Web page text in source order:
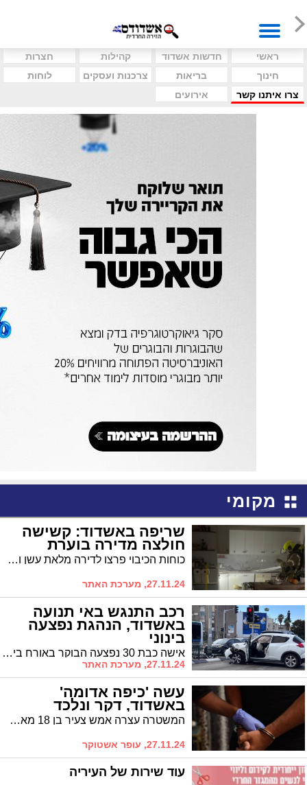
ראשי חדשות אשדוד קהילות
חצרות
חינוך
בריאות צרכנות ועסקים
לוחות
צרו איתנו קשר
אירועים
מקומי
שריפה באשדוד: קשישה
חולצה מדירה בוערת
כוחות הכיבוי פרצו לדירה מלאת עשן ומצאו את הקשישה בחדר. מקור האש - תנור אפייה במטבח מצב הקשישה טוב. לאחר חילוץ הקשישה, פעלו הכוחות לכיבוי השריפה ושחרור העשן מהדירה. מפקד המשמרת דיווח על שליטה מלאה באירוע
27.11.24, מערכת האתר
רכב התנגש באי תנועה
באשדוד, הנהגת נפצעה
בינוני
אישה כבת 30 נפצעה הבוקר באורח בינוני בתאונת דרכים עצמית שהתרחשה בשדרות בני ברית פינת הפלמ"ח באשדוד, לאחר שרכבה התנגש באי תנועה.
27.11.24, מערכת האתר
עשה 'כיפה אדומה'
באשדוד, דקר ונלכד
המשטרה עצרה אמש צעיר בן 18 מאשדוד בחשד למעורבות בדקירת שני צעירים ברובע ו' בעיר. החשוד, ששוחרר לאחרונה למעצר בית בשל העומס בבתי הכלא, נעצר בביתו הסמוך לזירת האירוע
27.11.24, עופר אשטוקר
עוד שירות של העיריה